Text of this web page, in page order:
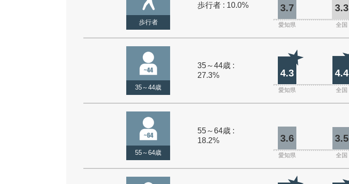
歩行者
歩行者 : 10.0% 3.7 3.3
愛知県 全国
35～44歳
35～44歳 :
27.3%
4.3 4.4
愛知県 全国
55～64歳
55～64歳 :
18.2%
3.6 3.5
愛知県 全国